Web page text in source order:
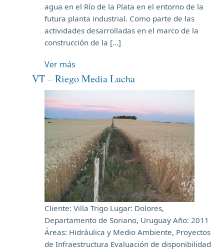
agua en el Río de la Plata en el entorno de la
futura planta industrial. Como parte de las
actividades desarrolladas en el marco de la
construcción de la […]
Ver más
VT – Riego Media Lucha
Cliente: Villa Trigo Lugar: Dolores,
Departamento de Soriano, Uruguay Año: 2011
Áreas: Hidráulica y Medio Ambiente, Proyectos
de Infraestructura Evaluación de disponibilidad